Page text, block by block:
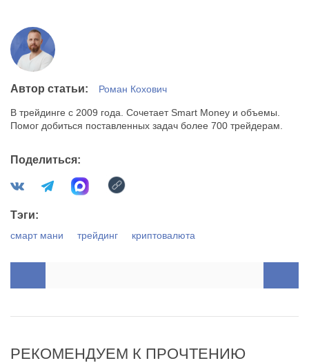
Автор статьи: Роман Кохович
В трейдинге с 2009 года. Сочетает Smart Money и объемы.
Помог добиться поставленных задач более 700 трейдерам.
Поделиться:
Тэги:
смарт мани трейдинг криптовалюта
РЕКОМЕНДУЕМ К ПРОЧТЕНИЮ